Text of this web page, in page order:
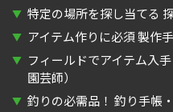
特定の場所を探し当てる
アイテム作りに必須 製作
フィールドでアイテム入
園芸師）
釣りの必需品！ 釣り手帳